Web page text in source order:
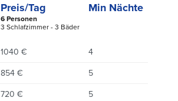
Preis/Tag
6 Personen
3 Schlafzimmer - 3 Bäder
Min Nächte
1040 € 4
854 € 5
720 € 5